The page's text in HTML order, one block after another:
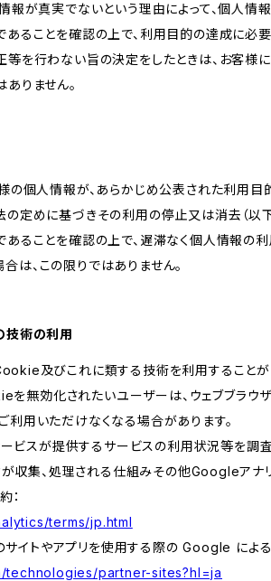
報が真実でないという理由によって、個人
あることを確認の上で、利用目的の達成に
を行わない旨の決定をしたときは、お客様
りません。
様の個人情報が、あらかじめ公表された利
定めに基づきその利用の停止又は消去（以
あることを確認の上で、遅滞なく個人情報の
は、この限りではありません。
技術の利用
Cookie及びこれに類する技術を利用すること
を無効化されたいユーザーは、ウェブブラ
利用いただけなくなる場合があります。
サービスが提供するサービスの利用状況等
収集、処理される仕組みその他Googleアナリ
：
terms/jp.html
イトやアプリを使用する際の Google による
partner-sites?hl=ja